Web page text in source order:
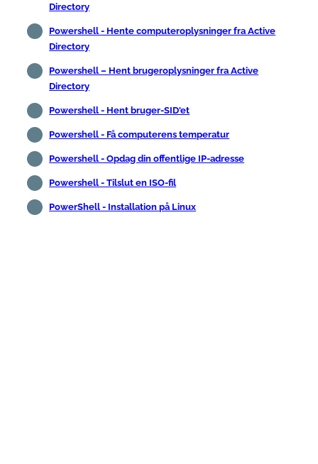
Directory
Powershell - Hente computeroplysninger fra Active
Directory
Powershell – Hent brugeroplysninger fra Active
Directory
Powershell - Hent bruger-SID'et
Powershell - Få computerens temperatur
Powershell - Opdag din offentlige IP-adresse
Powershell - Tilslut en ISO-fil
PowerShell - Installation på Linux